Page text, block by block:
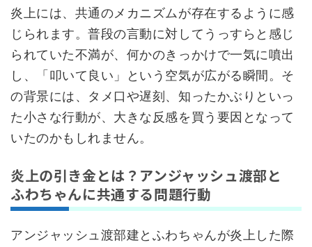
炎上には、共通のメカニズムが存在するように感
じられます。普段の言動に対してうっすらと感じ
られていた不満が、何かのきっかけで一気に噴出
し、「叩いて良い」という空気が広がる瞬間。そ
の背景には、タメ口や遅刻、知ったかぶりといっ
た小さな行動が、大きな反感を買う要因となって
いたのかもしれません。
炎上の引き金とは？アンジャッシュ渡部と
ふわちゃんに共通する問題行動
アンジャッシュ渡部建とふわちゃんが炎上した際